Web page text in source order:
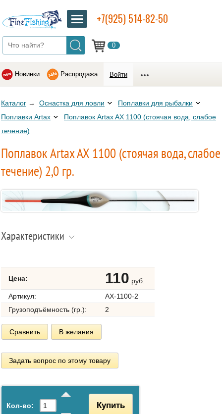
0
+7(925) 514-82-50
Новинки Распродажа Войти
Каталог → Оснастка для ловли
Поплавки для рыбалки
Поплавки Artax
Поплавок Artax AX 1100 (стоячая вода, слабое
течение)
Поплавок Artax AX 1100 (стоячая вода, слабое
течение) 2,0 гр.
Характеристики
Цена: 110 руб.
Артикул:
AX-1100-2
Грузоподъёмность (гр.):
2
Сравнить В желания
Задать вопрос по этому товару
Кол-во: Купить